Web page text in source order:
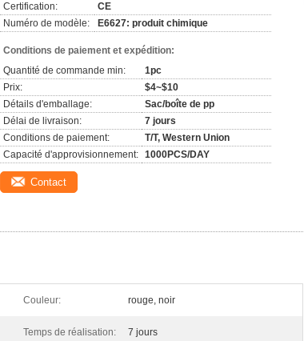
Certification:
CE
Numéro de modèle:
E6627: produit chimique
Conditions de paiement et expédition:
Quantité de commande min:
1pc
Prix:
$4~$10
Détails d'emballage:
Sac/boîte de pp
Délai de livraison:
7 jours
Conditions de paiement:
T/T, Western Union
Capacité d'approvisionnement: 1000PCS/DAY
Contact
Couleur: rouge, noir
Temps de réalisation: 7 jours